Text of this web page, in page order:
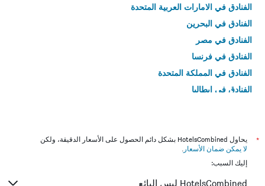
الفنادق في الامارات العربية المتحدة
الفنادق في البحرين
الفنادق في مصر
الفنادق في فرنسا
الفنادق في المملكة المتحدة
الفنادق في إيطاليا
*
يحاول HotelsCombined بشكل دائم الحصول على الأسعار الدقيقة، ولكن
لا يمكن ضمان الأسعار .
إليك السبب:
HotelsCombined ليس البائع